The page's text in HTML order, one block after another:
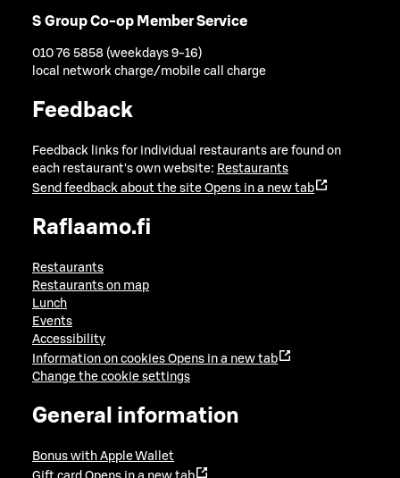
S Group Co-op Member Service
010 76 5858 (weekdays 9-16)
local network charge/mobile call charge
Feedback
Feedback links for individual restaurants are found on
each restaurant's own website: Restaurants
Send feedback about the site Opens in a new tab
Raflaamo.fi
Restaurants
Restaurants on map
Lunch
Events
Accessibility
Information on cookies Opens in a new tab
Change the cookie settings
General information
Bonus with Apple Wallet